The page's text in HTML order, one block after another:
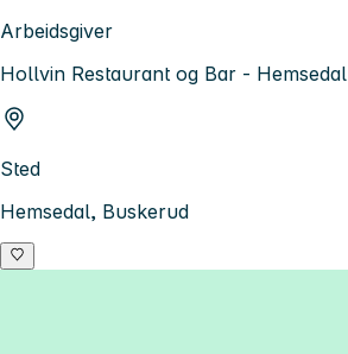
Arbeidsgiver
Hollvin Restaurant og Bar - Hemsedal
Sted
Hemsedal, Buskerud